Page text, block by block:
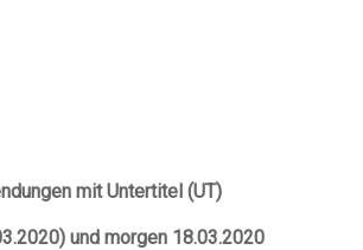
mit Untertitel (UT)
und morgen 18.03.2020